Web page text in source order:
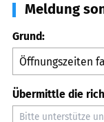
Meldung
Grund:
Übermittle die